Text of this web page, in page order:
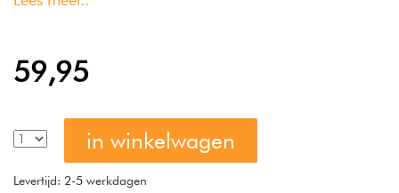
mooi gevormde schoudercontour. Hierdoor komt het
waar het hoort. Gewicht: 750 gram
59,95
in winkelwagen
Levertijd: 2-5 werkdagen